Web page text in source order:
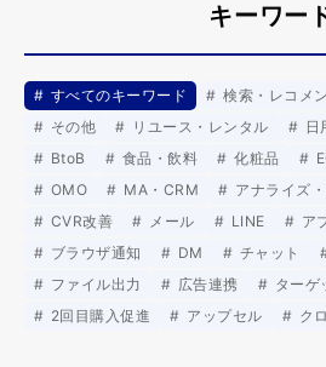
キーワー
すべてのキーワード 検索・レコメ
その他
リユース・レンタル
日
BtoB
食品・飲料 化粧品
OMO
MA・CRM アナライズ
CVR改善
メール LINE ア
ブラウザ通知
DM チャット
ファイル出力
広告連携 ターゲ
2回目購入促進
アップセル ク